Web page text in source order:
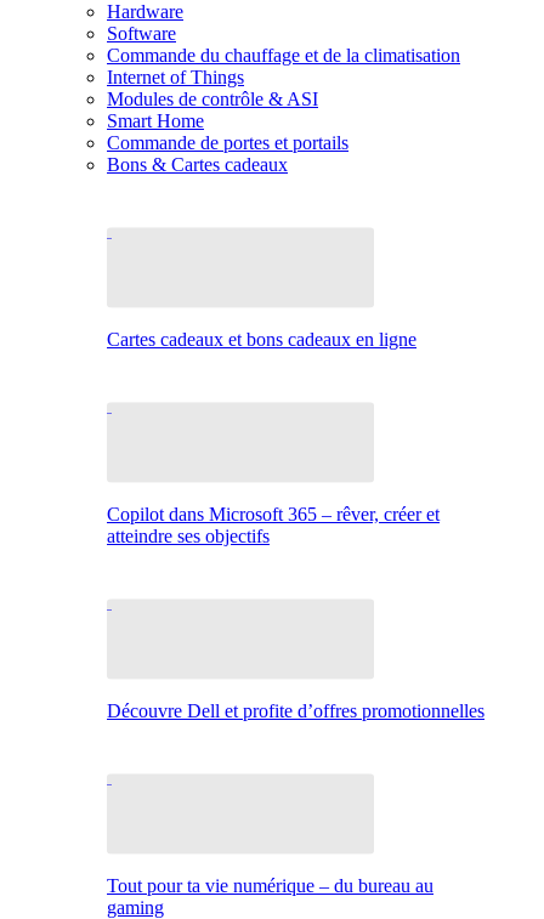
Hardware
Software
Commande du chauffage et de la climatisation
Internet of Things
Modules de contrôle & ASI
Smart Home
Commande de portes et portails
Bons & Cartes cadeaux
Cartes cadeaux et bons cadeaux en ligne
Copilot dans Microsoft 365 – rêver, créer et
atteindre ses objectifs
Découvre Dell et profite d’offres promotionnelles
Tout pour ta vie numérique – du bureau au
gaming